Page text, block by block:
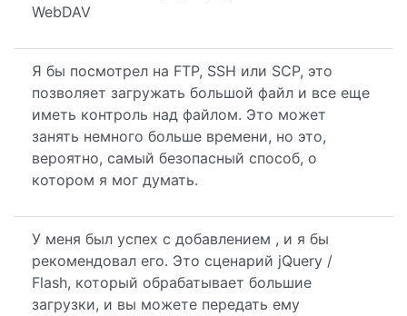
WebDAV
Я бы посмотрел на FTP, SSH или SCP, это
позволяет загружать большой файл и все еще
иметь контроль над файлом. Это может
занять немного больше времени, но это,
вероятно, самый безопасный способ, о
котором я мог думать.
У меня был успех с добавлением , и я бы
рекомендовал его. Это сценарий jQuery /
Flash, который обрабатывает большие
загрузки, и вы можете передать ему